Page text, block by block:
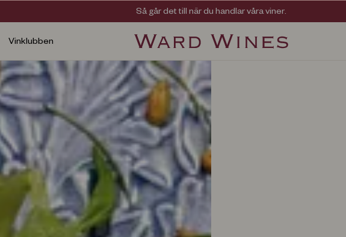
Viner med kvalitet, ursprung & personlighet
Så går det till när du handlar våra viner.
Vinklubben